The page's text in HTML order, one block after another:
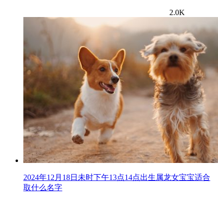
2.0K
2024年12月18日未时下午13点14点出生属龙女宝宝适合
取什么名字